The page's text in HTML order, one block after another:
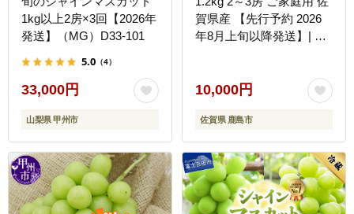
1kg以上2房×3回【2026年
発送】（MG）D33-101
5.0 （4）
33,000円
山梨県 甲州市
賀県産 【先行予約 2026
年8月上旬以降発送】| シ
う 葡萄 ブドウ 果物 フル
ーツ 果実 季節 旬 冷蔵 期
間限定 国産 佐賀県 鹿島
市 人気 ランキング フル
ーツ おすすめ B-658
10,000円
佐賀県 鹿島市